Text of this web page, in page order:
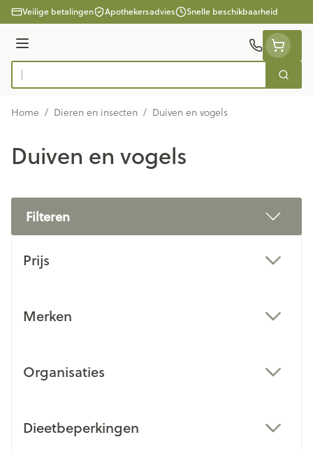
Ga naar de inhoud
Veilige betalingen Apothekersadvies Snelle beschikbaarheid
Menu
Product, merk, categorie...
Zoek
Home / Dieren en insecten / Duiven en vogels
Duiven en vogels
Filteren
Prijs
Merken
Organisaties
Dieetbeperkingen